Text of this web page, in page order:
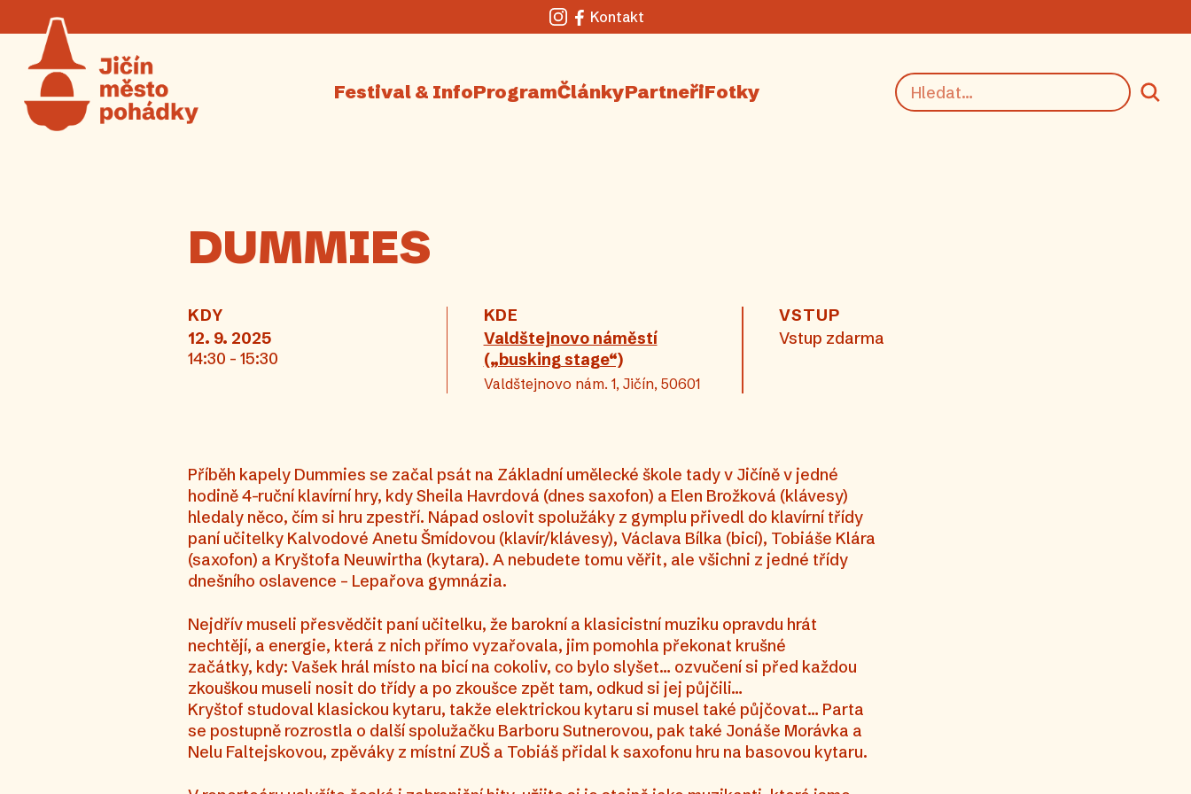
Instagram
Facebook
Kontakt
Festival & InfoProgramČlánkyPartneřiFotky
DUMMIES
KDY
12. 9. 2025
14:30 - 15:30
KDE
Valdštejnovo náměstí
(„busking stage“)
Valdštejnovo nám. 1, Jičín, 50601
VSTUP
Vstup zdarma
Příběh kapely Dummies se začal psát na Základní umělecké škole tady v Jičíně v jedné
hodině 4-ruční klavírní hry, kdy Sheila Havrdová (dnes saxofon) a Elen Brožková (klávesy)
hledaly něco, čím si hru zpestří. Nápad oslovit spolužáky z gymplu přivedl do klavírní třídy
paní učitelky Kalvodové Anetu Šmídovou (klavír/klávesy), Václava Bílka (bicí), Tobiáše Klára
(saxofon) a Kryštofa Neuwirtha (kytara). A nebudete tomu věřit, ale všichni z jedné třídy
dnešního oslavence – Lepařova gymnázia.
Nejdřív museli přesvědčit paní učitelku, že barokní a klasicistní muziku opravdu hrát
nechtějí, a energie, která z nich přímo vyzařovala, jim pomohla překonat krušné
začátky, kdy: Vašek hrál místo na bicí na cokoliv, co bylo slyšet… ozvučení si před každou
zkouškou museli nosit do třídy a po zkoušce zpět tam, odkud si jej půjčili…
Kryštof studoval klasickou kytaru, takže elektrickou kytaru si musel také půjčovat… Parta
se postupně rozrostla o další spolužačku Barboru Sutnerovou, pak také Jonáše Morávka a
Nelu Faltejskovou, zpěváky z místní ZUŠ a Tobiáš přidal k saxofonu hru na basovou kytaru.